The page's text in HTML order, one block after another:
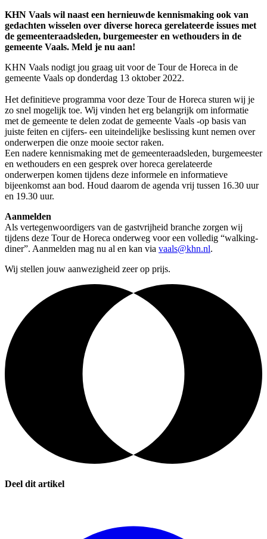
KHN Vaals wil naast een hernieuwde kennismaking ook van
gedachten wisselen over diverse horeca gerelateerde issues met
de gemeenteraadsleden, burgemeester en wethouders in de
gemeente Vaals. Meld je nu aan!
KHN Vaals nodigt jou graag uit voor de Tour de Horeca in de
gemeente Vaals op donderdag 13 oktober 2022.
Het definitieve programma voor deze Tour de Horeca sturen wij je
zo snel mogelijk toe. Wij vinden het erg belangrijk om informatie
met de gemeente te delen zodat de gemeente Vaals -op basis van
juiste feiten en cijfers- een uiteindelijke beslissing kunt nemen over
onderwerpen die onze mooie sector raken.
Een nadere kennismaking met de gemeenteraadsleden, burgemeester
en wethouders en een gesprek over horeca gerelateerde
onderwerpen komen tijdens deze informele en informatieve
bijeenkomst aan bod. Houd daarom de agenda vrij tussen 16.30 uur
en 19.30 uur.
Aanmelden
Als vertegenwoordigers van de gastvrijheid branche zorgen wij
tijdens deze Tour de Horeca onderweg voor een volledig “walking-
diner”. Aanmelden mag nu al en kan via vaals@khn.nl.
Wij stellen jouw aanwezigheid zeer op prijs.
Deel dit artikel